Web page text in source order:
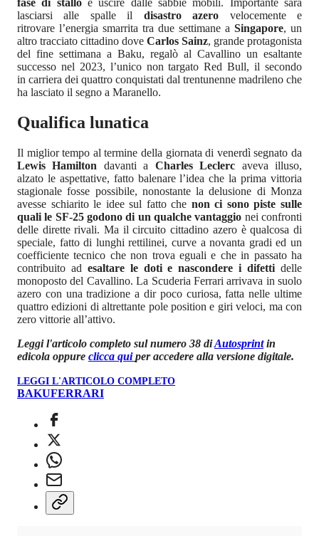
fase di stalloe uscire dalle sabbie mobili. Importante sarà
lasciarsi alle spalle il disastro azero velocemente e
ritrovare l’energia smarrita tra due settimane a Singapore, un
altro tracciato cittadino dove Carlos Sainz, grande protagonista
del fine settimana a Baku, regalò al Cavallino un esaltante
successo nel 2023, l’unico non targato Red Bull, il secondo
in carriera dei quattro conquistati dal trentunenne madrileno che
ha lasciato il segno a Maranello.
Qualifica lunatica
Il miglior tempo al termine della giornata di venerdì segnato da
Lewis Hamilton davanti a Charles Leclerc aveva illuso,
alzato le aspettative, fatto balenare l’idea che la prima vittoria
stagionale fosse possibile, nonostante la delusione di Monza
avesse schiarito le idee sul fatto che non ci sono piste sulle
quali le SF-25 godono di un qualche vantaggio nei confronti
delle dirette rivali. Ma il circuito cittadino azero è qualcosa di
speciale, fatto di lunghi rettilinei, curve a novanta gradi ed un
coefficiente tecnico che non trova eguali e che in passato ha
contribuito ad esaltare le doti e nascondere i difetti delle
monoposto del Cavallino. La Scuderia Ferrari arrivava in suolo
azero con una tradizione a dir poco curiosa, fatta nelle ultime
quattro edizioni di altrettante pole position e giri veloci, ma con
zero vittorie all’attivo.
Leggi l'articolo completo sul numero 38 diAutosprintin
edicola oppure clicca quiper accedere alla versione digitale.
LEGGI L'ARTICOLO COMPLETO
BAKUFERRARI